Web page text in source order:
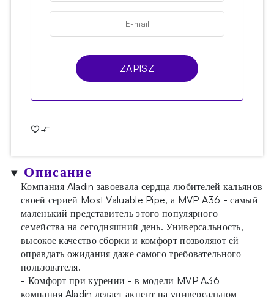
ZAPISZ
Описание
Компания Aladin завоевала сердца любителей кальянов
своей серией Most Valuable Pipe, а MVP A36 - самый
маленький представитель этого популярного
семейства на сегодняшний день. Универсальность,
высокое качество сборки и комфорт позволяют ей
оправдать ожидания даже самого требовательного
пользователя.
- Комфорт при курении - в модели MVP A36
компания Aladin делает акцент на универсальном